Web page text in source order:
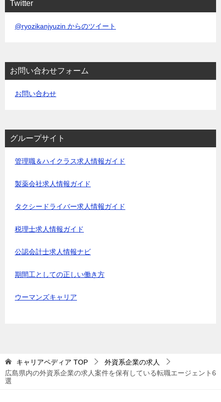
Twitter
@ryozikanjyuzin からのツイート
お問い合わせフォーム
お問い合わせ
グループサイト
管理職＆ハイクラス求人情報ガイド
製薬会社求人情報ガイド
タクシードライバー求人情報ガイド
税理士求人情報ガイド
公認会計士求人情報ナビ
期間工としての正しい働き方
ウーマンズキャリア
キャリアペディア TOP
外資系企業の求人
広島県内の外資系企業の求人案件を保有している転職エージェント6
選